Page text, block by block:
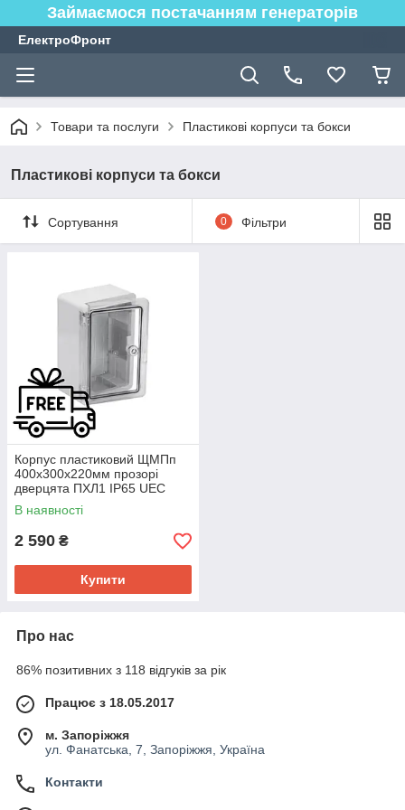
Займаємося постачанням генераторів
ЕлектроФронт
Товари та послуги Пластикові корпуси та бокси
Пластикові корпуси та бокси
Сортування 0 Фільтри
Корпус пластиковий ЩМПп
400х300х220мм прозорі
дверцята ПХЛ1 IP65 UEC
В наявності
2 590 ₴
Купити
Про нас
86% позитивних з 118 відгуків за рік
Працює з 18.05.2017
м. Запоріжжя
ул. Фанатська, 7, Запоріжжя, Україна
Контакти